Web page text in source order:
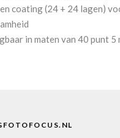
coating (24 + 24 lagen)
in maten van 40 punt 5